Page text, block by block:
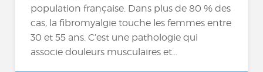
population française. Dans plus de 80 % des
cas, la fibromyalgie touche les femmes entre
30 et 55 ans. C’est une pathologie qui
associe douleurs musculaires et...